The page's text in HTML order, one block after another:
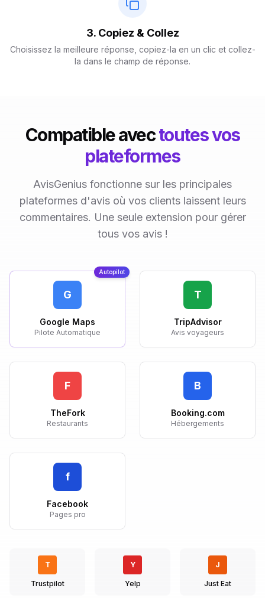
3. Copiez & Collez
Choisissez la meilleure réponse, copiez-la en un clic et collez-
la dans le champ de réponse.
Compatible avectoutes vos
plateformes
AvisGenius fonctionne sur les principales
plateformes d'avis où vos clients laissent leurs
commentaires. Une seule extension pour gérer
tous vos avis !
Autopilot
G
Google Maps
Pilote Automatique
T
TripAdvisor
Avis voyageurs
F
TheFork
Restaurants
B
Booking.com
Hébergements
f
Facebook
Pages pro
T
Trustpilot
Y
Yelp
J
Just Eat